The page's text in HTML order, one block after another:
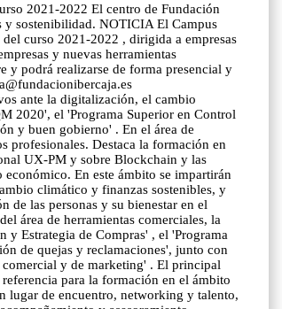
2021-2022 El centro de Fundación
y sostenibilidad. NOTICIA El Campus
curso 2021-2022 , dirigida a empresas
y nuevas herramientas
y podrá realizarse de forma presencial y
ante la digitalización, el cambio
2020', el 'Programa Superior en Control
y buen gobierno' . En el área de
profesionales. Destaca la formación en
UX-PM y sobre Blockchain y las
En este ámbito se impartirán
climático y finanzas sostenibles, y
las personas y su bienestar en el
área de herramientas comerciales, la
y Estrategia de Compras' , el 'Programa
de quejas y reclamaciones', junto con
y de marketing' . El principal
para la formación en el ámbito
lugar de encuentro, networking y talento,